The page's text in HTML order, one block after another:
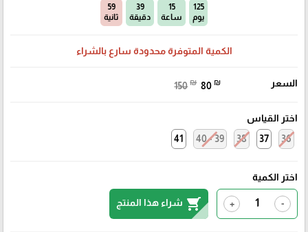
125
يوم
15
ساعة
39
دقيقة
58
ثانية
الكمية المتوفرة محدودة سارع بالشراء
السعر 150 ₪ 80 ₪
اختر القياس
36
37
38
39 - 40
41
اختر الكمية
-
+
shopping_cart شراء هذا المنتج